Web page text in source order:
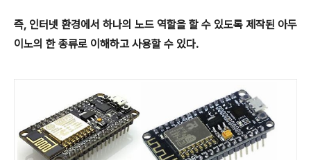
즉, 인터넷 환경에서 하나의 노드 역할을 할 수 있도록 제작된 아두
이노의 한 종류로 이해하고 사용할 수 있다.